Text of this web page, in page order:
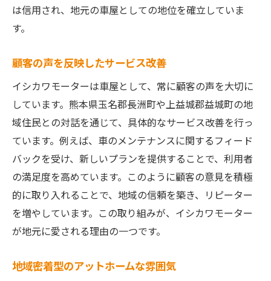
は信用され、地元の車屋としての地位を確立していま
す。
顧客の声を反映したサービス改善
イシカワモーターは車屋として、常に顧客の声を大切に
しています。熊本県玉名郡長洲町や上益城郡益城町の地
域住民との対話を通じて、具体的なサービス改善を行っ
ています。例えば、車のメンテナンスに関するフィード
バックを受け、新しいプランを提供することで、利用者
の満足度を高めています。このように顧客の意見を積極
的に取り入れることで、地域の信頼を築き、リピーター
を増やしています。この取り組みが、イシカワモーター
が地元に愛される理由の一つです。
地域密着型のアットホームな雰囲気